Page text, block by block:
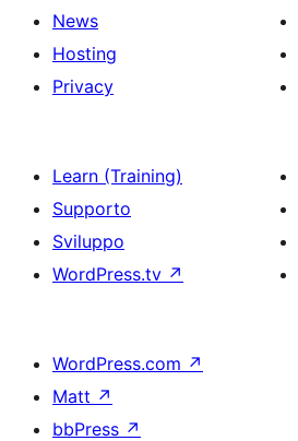
News
Hosting
Privacy
Learn (Training)
Supporto
Sviluppo
WordPress.tv ↗
WordPress.com ↗
Matt ↗
bbPress ↗